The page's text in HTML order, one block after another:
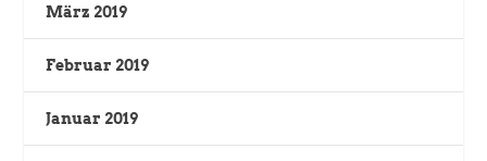
März 2019
Februar 2019
Januar 2019